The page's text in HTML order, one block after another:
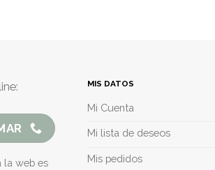
la web es
MIS DATOS
Mi Cuenta
Mi lista de deseos
Mis pedidos